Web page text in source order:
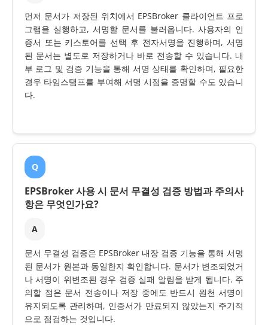
먼저 문서가 저장된 위치에서 EPSBroker 클라이언트 프로
그램을 실행하고, 서명할 문서를 불러옵니다. 사용자의 인
증서 또는 키스토어를 선택 후 전자서명을 진행하며, 서명
된 문서는 별도로 저장하거나 바로 전송할 수 있습니다. 내
부 로그 및 검증 기능을 통해 서명 상태를 확인하며, 필요한
경우 타임스탬프를 부여해 서명 시점을 증명할 수도 있습니
다.
Q
EPSBroker 사용 시 문서 무결성 검증 방법과 주의사
항은 무엇인가요?
A
문서 무결성 검증은 EPSBroker 내장 검증 기능을 통해 서명
된 문서가 원본과 동일한지 확인합니다. 문서가 변조되었거
나 서명이 위변조된 경우 검증 실패 알림을 받게 됩니다. 주
의할 점은 문서 전송이나 저장 중에도 반드시 원천 서명이
유지되도록 관리하며, 인증서가 만료되지 않았는지 주기적
으로 점검하는 것입니다.